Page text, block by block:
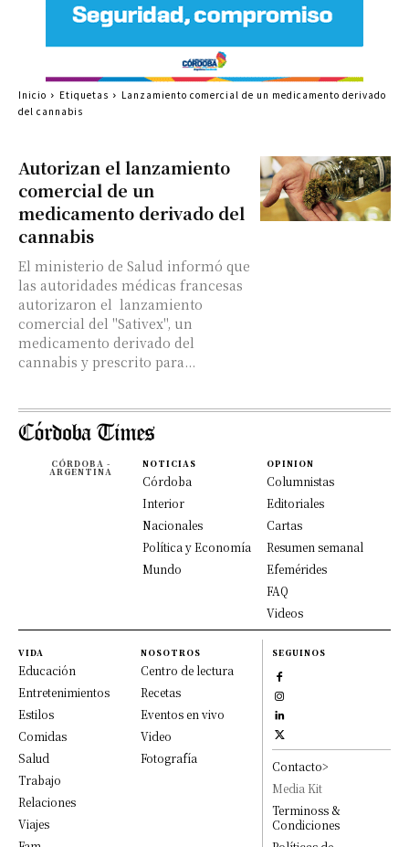
Autorizan el lanzamiento
comercial de un
medicamento derivado del
cannabis
El ministerio de Salud informó que
las autoridades médicas francesas
autorizaron el lanzamiento
comercial del "Sativex", un
medicamento derivado del
cannabis y prescrito para...
Inicio Etiquetas
Lanzamiento comercial de un medicamento derivado
del cannabis
CÓRDOBA -
ARGENTINA
NOTICIAS
Córdoba
Interior
Nacionales
Política y Economía
Mundo
OPINION
Columnistas
Editoriales
Cartas
Resumen semanal
Efemérides
FAQ
Videos
VIDA
Educación
Entretenimientos
Estilos
Comidas
Salud
Trabajo
Relaciones
Viajes
NOSOTROS
Centro de lectura
Recetas
Eventos en vivo
Video
Fotografía
SEGUINOS
Contacto>
Media Kit
Terminoss &
Condiciones